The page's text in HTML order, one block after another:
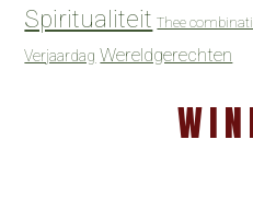
Spiritualiteit Thee
Verjaardag Wereldgerechten